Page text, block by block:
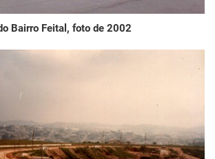
Bairro Feital, foto de 2002